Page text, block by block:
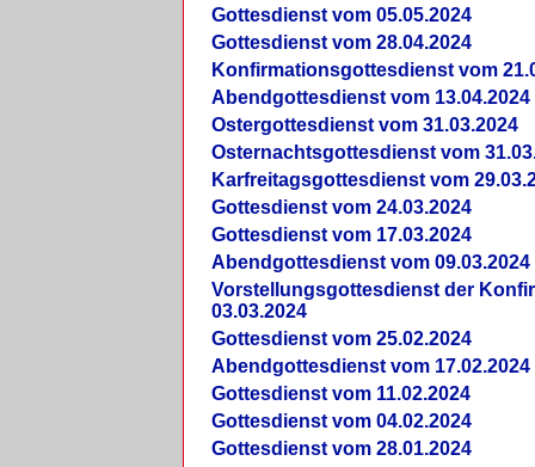
Gottesdienst vom 05.05.2024
Gottesdienst vom 28.04.2024
Konfirmationsgottesdienst vom
Abendgottesdienst vom 13.04.2024
Ostergottesdienst vom 31.03.2024
Osternachtsgottesdienst vom
Karfreitagsgottesdienst vom
Gottesdienst vom 24.03.2024
Gottesdienst vom 17.03.2024
Abendgottesdienst vom 09.03.2024
Vorstellungsgottesdienst der
03.03.2024
Gottesdienst vom 25.02.2024
Abendgottesdienst vom 17.02.2024
Gottesdienst vom 11.02.2024
Gottesdienst vom 04.02.2024
Gottesdienst vom 28.01.2024